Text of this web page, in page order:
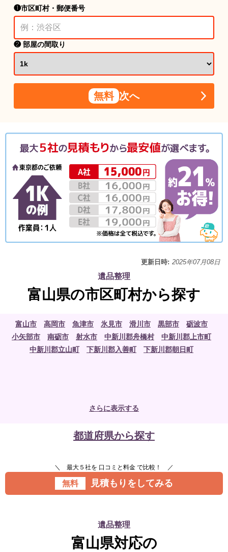
❶市区町村・郵便番号
❷ 部屋の間取り
無料 次へ
更新日時: 2025年07月08日
遺品整理
富山県の市区町村から探す
富山市 高岡市 魚津市 氷見市 滑川市 黒部市
砺波市
小矢部市
南砺市 射水市 中新川郡舟橋村
中新川郡上市町
中新川郡立山町
下新川郡入善町 下新川郡朝日町
さらに表示する
都道府県から探す
＼ 最大５社を 口コミと料金 で比較！ ／
無料 見積もりをしてみる
遺品整理
富山県対応の